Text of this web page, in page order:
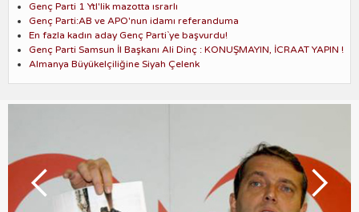
Genç Parti 1 Ytl'lik mazotta ısrarlı
Genç Parti:AB ve APO'nun idamı referanduma
En fazla kadın aday Genç Parti`ye başvurdu!
Genç Parti Samsun İl Başkanı Ali Dinç : KONUŞMAYIN, İCRAAT YAPIN !
Almanya Büyükelçiliğine Siyah Çelenk